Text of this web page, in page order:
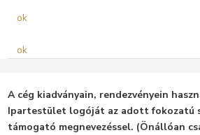
ok
ok
A cég kiadványain, rendezvényein
Ipartestület logóját az adott fokozatú
támogató megnevezéssel. (Önállóan